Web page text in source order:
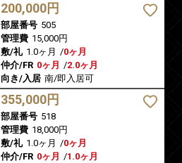
200,000円
部屋番号 505
管理費 15,000円
敷/礼 1.0ヶ月 /0ヶ月
仲介/FR 0ヶ月 /2.0ヶ月
向き/入居 南/即入居可
355,000円
部屋番号 518
管理費 18,000円
敷/礼 1.0ヶ月 /0ヶ月
仲介/FR 0ヶ月 /1.0ヶ月